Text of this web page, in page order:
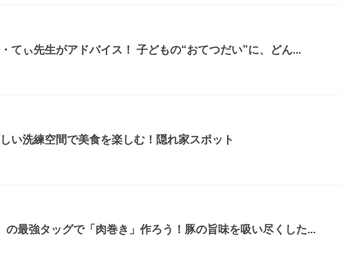
てぃ先生がアドバイス！ 子どもの“おてつだい”に、どん...
い洗練空間で美食を楽しむ！隠れ家スポット
の最強タッグで「肉巻き」作ろう！豚の旨味を吸い尽くした...